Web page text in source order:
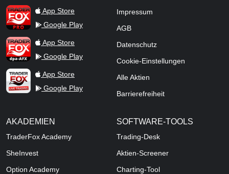
TraderFox ProApp Store
Google Play
TraderFox dpa-AFX ProFeed
App Store
Google Play
TraderFox Live Trading
App Store
Google Play
Impressum
AGB
Datenschutz
Cookie-Einstellungen
Alle Aktien
Barrierefreiheit
AKADEMIEN
TraderFox Academy
SheInvest
Option Academy
SOFTWARE-TOOLS
Trading-Desk
Aktien-Screener
Charting-Tool